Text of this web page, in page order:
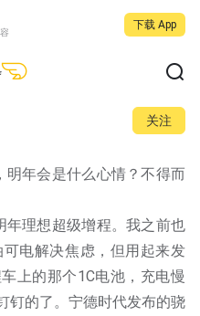
下载 App
关注
年会是什么心情？不得而
理想超级增程。我之前也
电解决焦虑，但用起来发
上的那个1C电池，充电慢
钉的了。宁德时代发布的骁